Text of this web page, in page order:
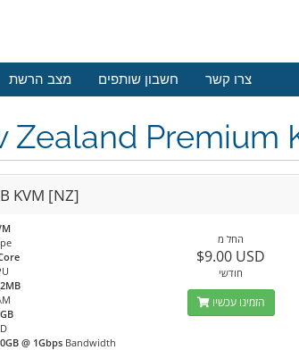
מצב הרשת חשבון שותפים צרו קשר
Zealand Premium
KVM [NZ]
@ 1GbpsBandwidth
החל מ
$9.00 USD
חודשי
הזמינו עכשיו